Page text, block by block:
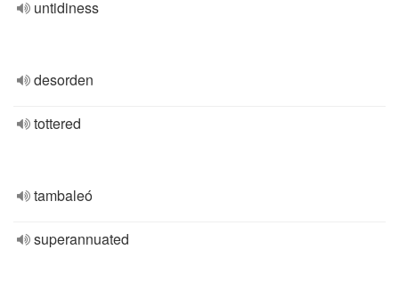
untidiness
desorden
tottered
tambaleó
superannuated